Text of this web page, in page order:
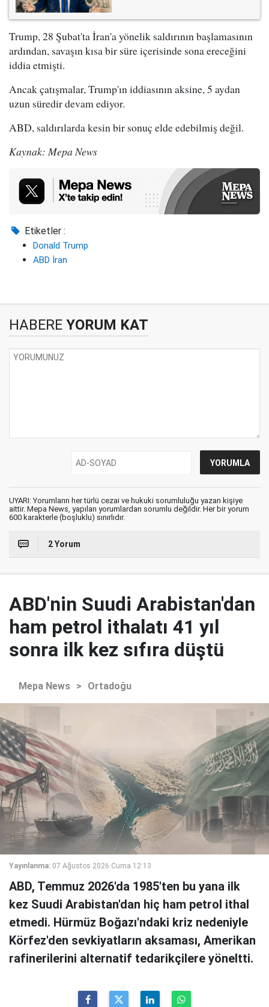
Trump, 28 Şubat'ta İran'a yönelik saldırının başlamasının
ardından, savaşın kısa bir süre içerisinde sona ereceğini
iddia etmişti.
Ancak çatışmalar, Trump'ın iddiasının aksine, 5 aydan
uzun süredir devam ediyor.
ABD, saldırılarda kesin bir sonuç elde edebilmiş değil.
Kaynak: Mepa News
Etiketler :
Donald Trump
ABD İran
HABERE YORUM KAT
UYARI: Yorumların her türlü cezai ve hukuki sorumluluğu yazan kişiye
aittir. Mepa News, yapılan yorumlardan sorumlu değildir. Her bir yorum
600 karakterle (boşluklu) sınırlıdır.
2 Yorum
ABD'nin Suudi Arabistan'dan
ham petrol ithalatı 41 yıl
sonra ilk kez sıfıra düştü
Mepa News > Ortadoğu
Yayınlanma: 07 Ağustos 2026 Cuma 12:13
ABD, Temmuz 2026'da 1985'ten bu yana ilk
kez Suudi Arabistan'dan hiç ham petrol ithal
etmedi. Hürmüz Boğazı'ndaki kriz nedeniyle
Körfez'den sevkiyatların aksaması, Amerikan
rafinerilerini alternatif tedarikçilere yöneltti.